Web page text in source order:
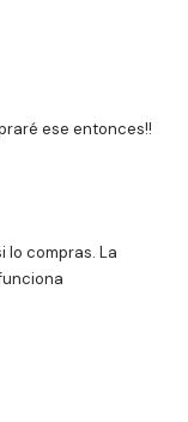
ese entonces!!
lo compras. La